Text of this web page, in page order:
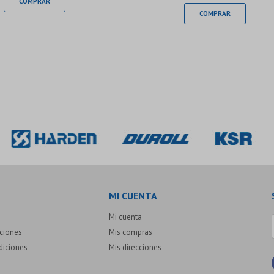
MI CUENTA
Mi cuenta
Mis compras
Mis direcciones